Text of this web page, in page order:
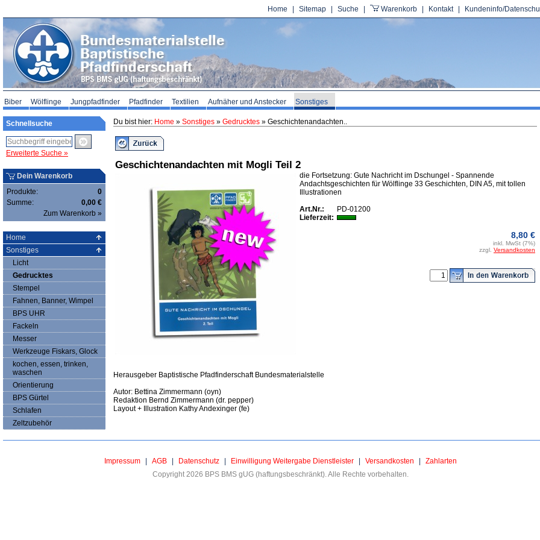
Home Sitemap Suche Warenkorb Kontakt Kundeninfo/
Biber Wölflinge Jungpfadfinder Pfadfinder Textilien Aufnäher und Anstecker Sonstiges
Schnellsuche
Erweiterte Suche »
Dein Warenkorb
Produkte:
0
Summe:
0,00 €
Zum Warenkorb »
Home
Sonstiges
Licht
Gedrucktes
Stempel
Fahnen, Banner, Wimpel
BPS UHR
Fackeln
Messer
Werkzeuge Fiskars, Glock
kochen, essen, trinken,
waschen
Orientierung
BPS Gürtel
Schlafen
Zeltzubehör
Du bist hier: Home » Sonstiges » Gedrucktes » Geschichtenandachten..
Geschichtenandachten mit Mogli Teil 2
die Fortsetzung: Gute Nachricht im Dschungel - Spannende
Andachtsgeschichten für Wölflinge 33 Geschichten, DIN A5, mit tollen
Illustrationen
Art.Nr.:
PD-01200
Lieferzeit:
8,80 €
inkl. MwSt (7%)
zzgl. Versandkosten
Herausgeber Baptistische Pfadfinderschaft Bundesmaterialstelle
Autor: Bettina Zimmermann (oyn)
Redaktion Bernd Zimmermann (dr. pepper)
Layout + Illustration Kathy Andexinger (fe)
Impressum AGB Datenschutz Einwilligung Weitergabe Dienstleister Versandkosten
Zahlarten
Copyright 2026 BPS BMS gUG (haftungsbeschränkt). Alle Rechte vorbehalten.